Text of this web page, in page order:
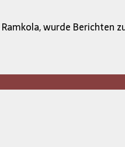
wurde Berichten